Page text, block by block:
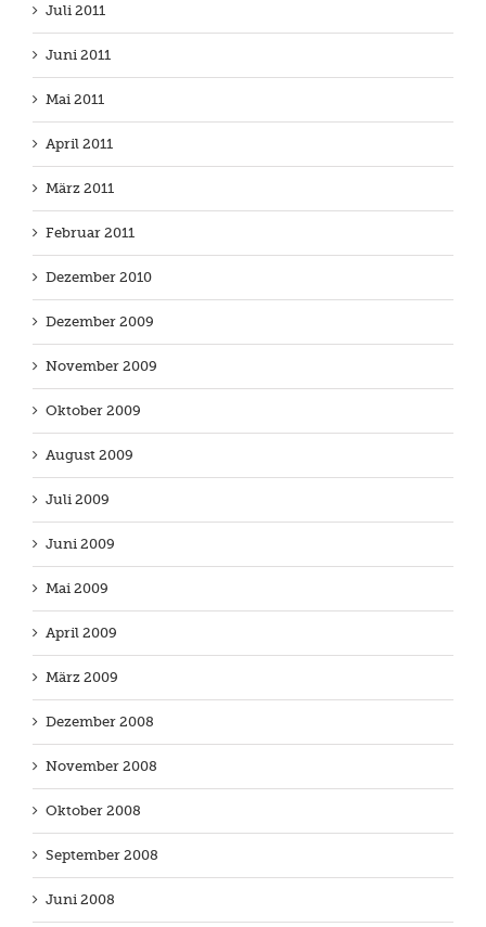
Juli 2011
Juni 2011
Mai 2011
April 2011
März 2011
Februar 2011
Dezember 2010
Dezember 2009
November 2009
Oktober 2009
August 2009
Juli 2009
Juni 2009
Mai 2009
April 2009
März 2009
Dezember 2008
November 2008
Oktober 2008
September 2008
Juni 2008